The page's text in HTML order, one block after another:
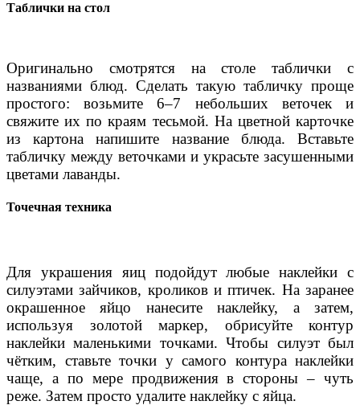
Таблички на стол
Оригинально смотрятся на столе таблички с
названиями блюд. Сделать такую табличку проще
простого: возьмите 6–7 небольших веточек и
свяжите их по краям тесьмой. На цветной карточке
из картона напишите название блюда. Вставьте
табличку между веточками и украсьте засушенными
цветами лаванды.
Точечная техника
Для украшения яиц подойдут любые наклейки с
силуэтами зайчиков, кроликов и птичек. На заранее
окрашенное яйцо нанесите наклейку, а затем,
используя золотой маркер, обрисуйте контур
наклейки маленькими точками. Чтобы силуэт был
чётким, ставьте точки у самого контура наклейки
чаще, а по мере продвижения в стороны – чуть
реже. Затем просто удалите наклейку с яйца.